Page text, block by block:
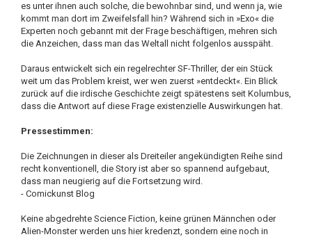
es unter ihnen auch solche, die bewohnbar sind, und wenn ja, wie
kommt man dort im Zweifelsfall hin? Während sich in »Exo« die
Experten noch gebannt mit der Frage beschäftigen, mehren sich
die Anzeichen, dass man das Weltall nicht folgenlos ausspäht.
Daraus entwickelt sich ein regelrechter SF-Thriller, der ein Stück
weit um das Problem kreist, wer wen zuerst »entdeckt«. Ein Blick
zurück auf die irdische Geschichte zeigt spätestens seit Kolumbus,
dass die Antwort auf diese Frage existenzielle Auswirkungen hat.
Pressestimmen:
Die Zeichnungen in dieser als Dreiteiler angekündigten Reihe sind
recht konventionell, die Story ist aber so spannend aufgebaut,
dass man neugierig auf die Fortsetzung wird.
- Comickunst Blog
Keine abgedrehte Science Fiction, keine grünen Männchen oder
Alien-Monster werden uns hier kredenzt, sondern eine noch in